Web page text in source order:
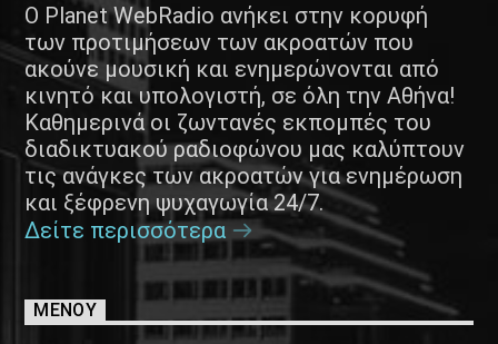
Ο Planet WebRadio ανήκει στην κορυφή
των προτιμήσεων των ακροατών που
ακούνε μουσική και ενημερώνονται από
κινητό και υπολογιστή, σε όλη την Αθήνα!
Καθημερινά οι ζωντανές εκπομπές του
διαδικτυακού ραδιοφώνου μας καλύπτουν
τις ανάγκες των ακροατών για ενημέρωση
και ξέφρενη ψυχαγωγία 24/7.
Δείτε περισσότερα
ΜΕΝΟΥ